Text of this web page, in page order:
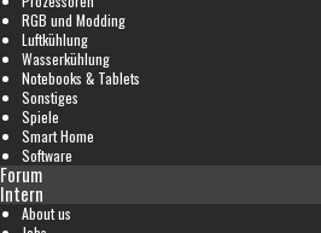
RGB und Modding
Luftkühlung
Wasserkühlung
Notebooks & Tablets
Sonstiges
Spiele
Smart Home
Software
Forum
Intern
About us